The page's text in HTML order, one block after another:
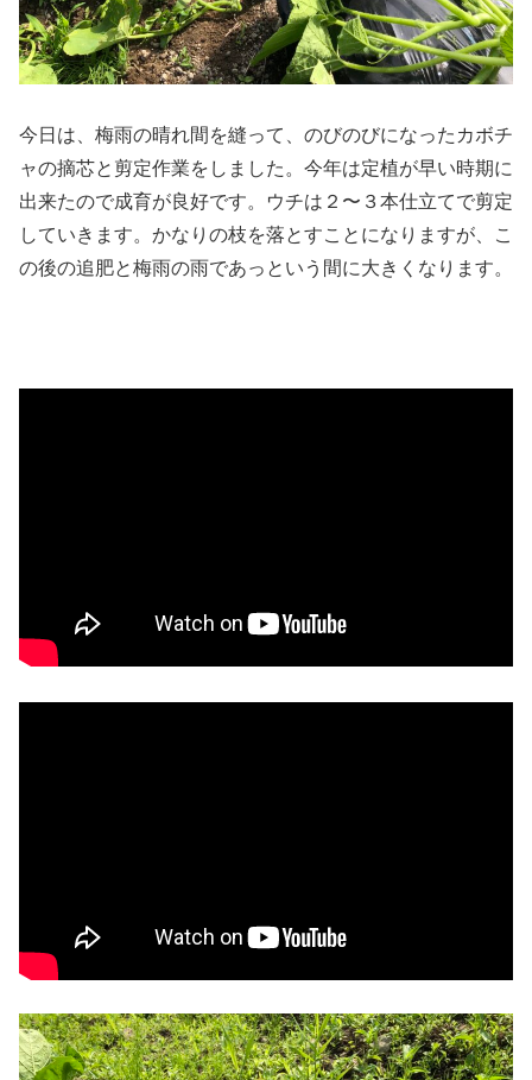
今日は、梅雨の晴れ間を縫って、のびのびになったカボチ
ャの摘芯と剪定作業をしました。今年は定植が早い時期に
出来たので成育が良好です。ウチは２〜３本仕立てで剪定
していきます。かなりの枝を落とすことになりますが、こ
の後の追肥と梅雨の雨であっという間に大きくなります。